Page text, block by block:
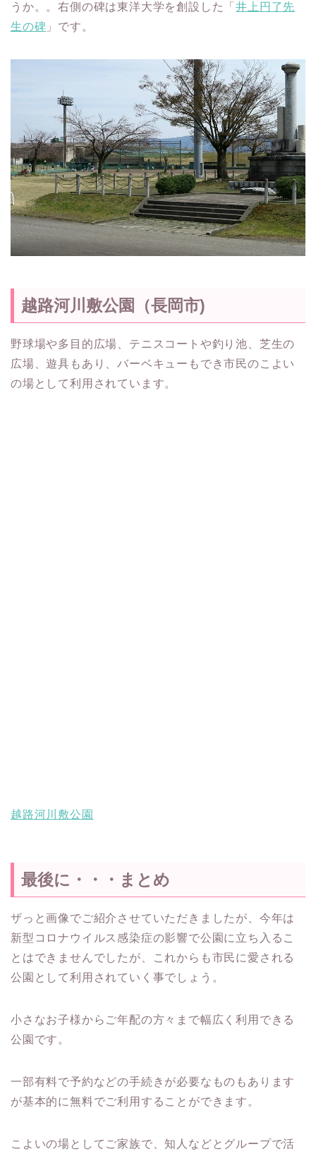
うか。。右側の碑は東洋大学を創設した「井上円了先
生の碑 」です。
越路河川敷公園（長岡市)
野球場や多目的広場、テニスコートや釣り池、芝生の
広場、遊具もあり、バーベキューもでき市民のこよい
の場として利用されています。
越路河川敷公園
最後に・・・まとめ
ザっと画像でご紹介させていただきましたが、今年は
新型コロナウイルス感染症の影響で公園に立ち入るこ
とはできませんでしたが、これからも市民に愛される
公園として利用されていく事でしょう。
小さなお子様からご年配の方々まで幅広く利用できる
公園です。
一部有料で予約などの手続きが必要なものもあります
が基本的に無料でご利用することができます。
こよいの場としてご家族で、知人などとグループで活